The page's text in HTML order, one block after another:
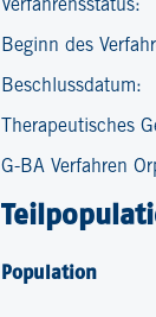
Verfahrensstatus:
Beginn des
Beschlussdatum:
Therapeutisches
G-BA Verfahren
Population